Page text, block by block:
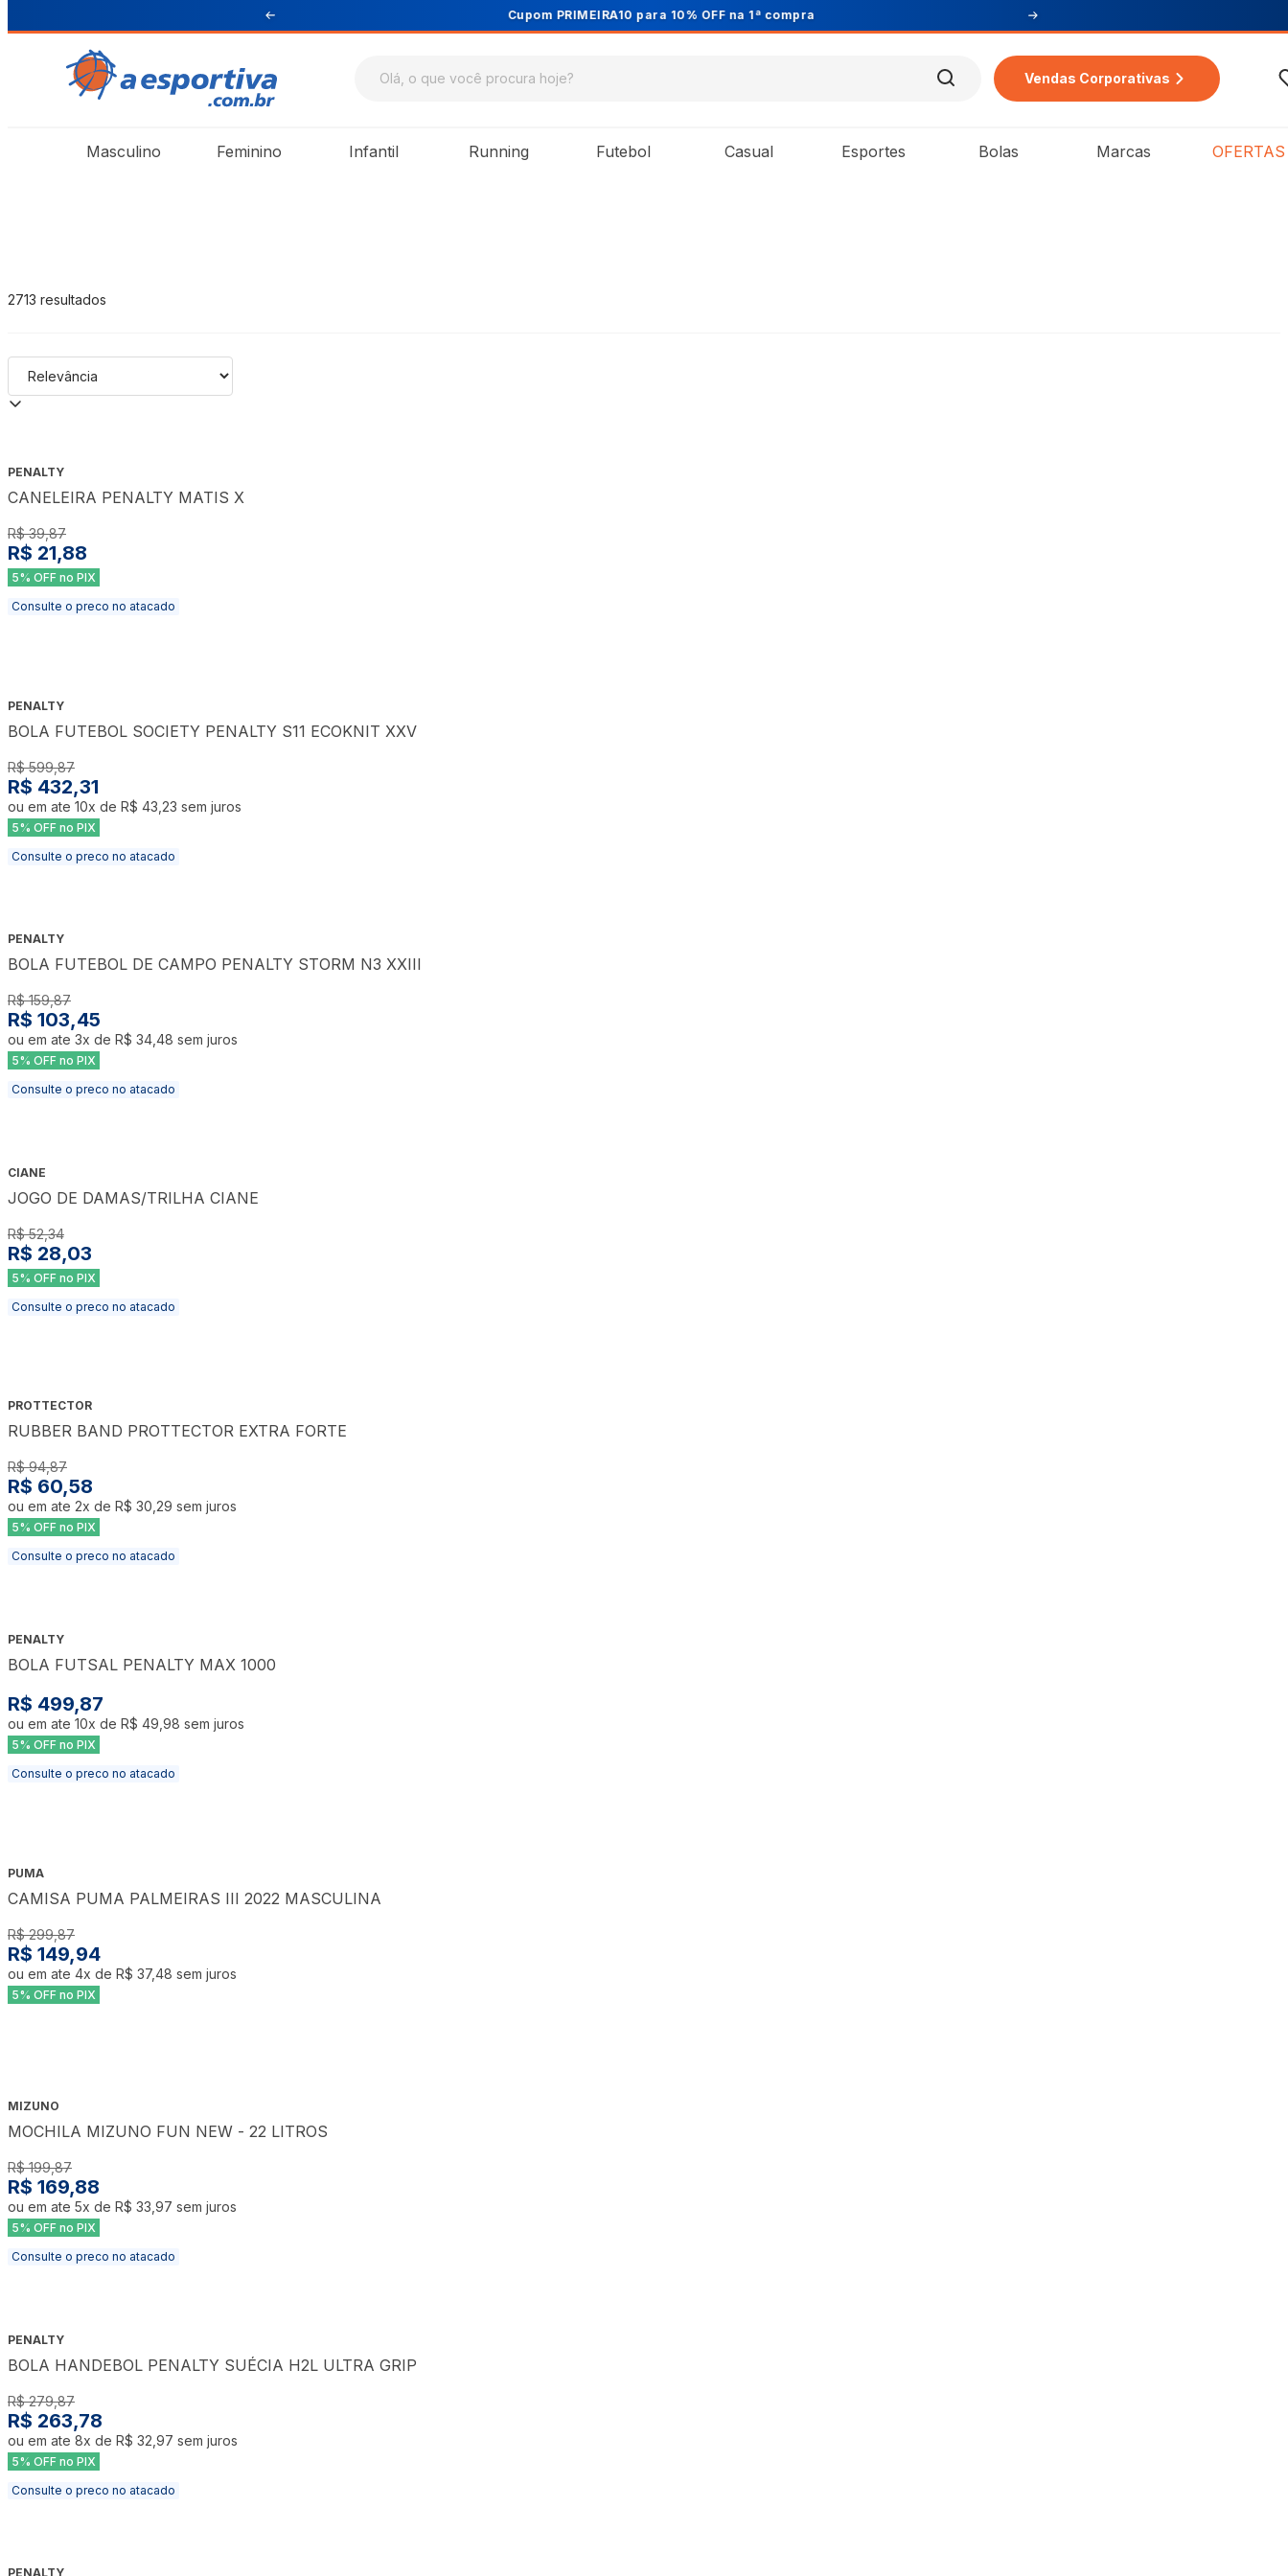
Cupom PRIMEIRA10 para 10% OFF na 1ª compra
Vendas Corporativas
Masculino Feminino Infantil Running Futebol Casual Esportes Bolas Marcas OFERTAS
2713 resultados
PENALTY
CANELEIRA PENALTY MATIS X
R$ 39,87
R$ 21,88
5% OFF no PIX
Consulte o preco no atacado
PENALTY
BOLA FUTEBOL SOCIETY PENALTY S11 ECOKNIT XXV
R$ 599,87
R$ 432,31
ou em ate 10x de R$ 43,23 sem juros
5% OFF no PIX
Consulte o preco no atacado
PENALTY
BOLA FUTEBOL DE CAMPO PENALTY STORM N3 XXIII
R$ 159,87
R$ 103,45
ou em ate 3x de R$ 34,48 sem juros
5% OFF no PIX
Consulte o preco no atacado
CIANE
JOGO DE DAMAS/TRILHA CIANE
R$ 52,34
R$ 28,03
5% OFF no PIX
Consulte o preco no atacado
PROTTECTOR
RUBBER BAND PROTTECTOR EXTRA FORTE
R$ 94,87
R$ 60,58
ou em ate 2x de R$ 30,29 sem juros
5% OFF no PIX
Consulte o preco no atacado
PENALTY
BOLA FUTSAL PENALTY MAX 1000
R$ 499,87
ou em ate 10x de R$ 49,98 sem juros
5% OFF no PIX
Consulte o preco no atacado
PUMA
CAMISA PUMA PALMEIRAS III 2022 MASCULINA
R$ 299,87
R$ 149,94
ou em ate 4x de R$ 37,48 sem juros
5% OFF no PIX
MIZUNO
MOCHILA MIZUNO FUN NEW - 22 LITROS
R$ 199,87
R$ 169,88
ou em ate 5x de R$ 33,97 sem juros
5% OFF no PIX
Consulte o preco no atacado
PENALTY
BOLA HANDEBOL PENALTY SUÉCIA H2L ULTRA GRIP
R$ 279,87
R$ 263,78
ou em ate 8x de R$ 32,97 sem juros
5% OFF no PIX
Consulte o preco no atacado
PENALTY